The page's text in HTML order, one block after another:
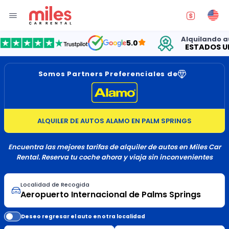
5.0 Alquilando autos
ESTADOS
Somos Partners Preferenciales de
ALQUILER DE AUTOS ALAMO EN PALM SPRINGS
Encuentra las mejores tarifas de alquiler de autos en Miles Car
Rental. Reserva tu coche ahora y viaja sin inconvenientes
Localidad de Recogida
Deseo regresar el auto en otra localidad